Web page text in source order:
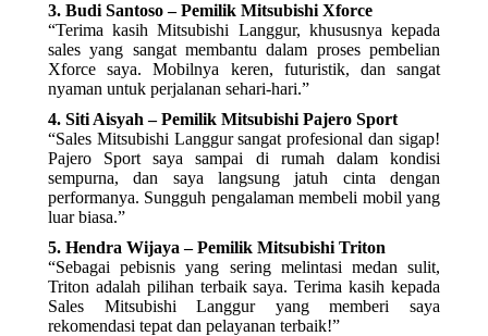
3. Budi Santoso – Pemilik Mitsubishi Xforce
“Terima kasih Mitsubishi Langgur, khususnya kepada
sales yang sangat membantu dalam proses pembelian
Xforce saya. Mobilnya keren, futuristik, dan sangat
nyaman untuk perjalanan sehari-hari.”
4. Siti Aisyah – Pemilik Mitsubishi Pajero Sport
“Sales Mitsubishi Langgur sangat profesional dan sigap!
Pajero Sport saya sampai di rumah dalam kondisi
sempurna, dan saya langsung jatuh cinta dengan
performanya. Sungguh pengalaman membeli mobil yang
luar biasa.”
5. Hendra Wijaya – Pemilik Mitsubishi Triton
“Sebagai pebisnis yang sering melintasi medan sulit,
Triton adalah pilihan terbaik saya. Terima kasih kepada
Sales Mitsubishi Langgur yang memberi saya
rekomendasi tepat dan pelayanan terbaik!”